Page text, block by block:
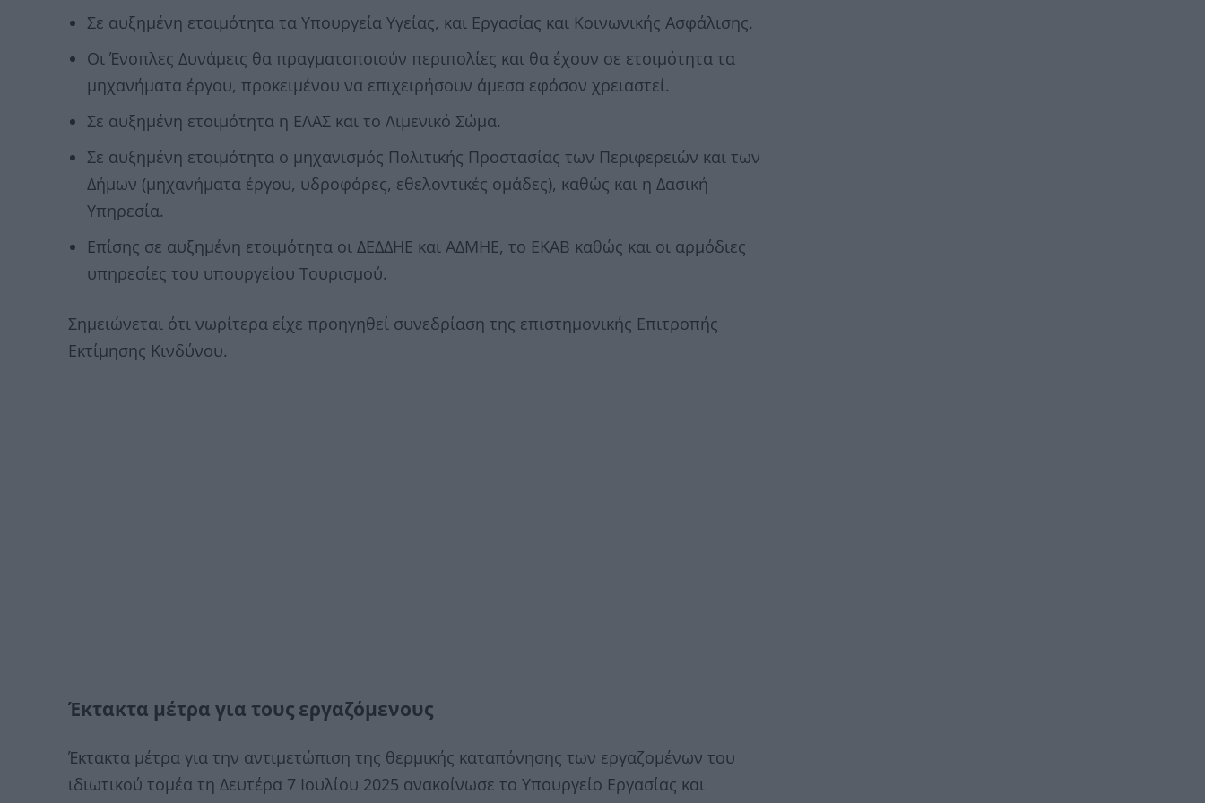
Σε αυξημένη ετοιμότητα τα Υπουργεία Υγείας, και Εργασίας και Κοινωνικής Ασφάλισης.
Οι Ένοπλες Δυνάμεις θα πραγματοποιούν περιπολίες και θα έχουν σε ετοιμότητα τα
μηχανήματα έργου, προκειμένου να επιχειρήσουν άμεσα εφόσον χρειαστεί.
Σε αυξημένη ετοιμότητα η ΕΛΑΣ και το Λιμενικό Σώμα.
Σε αυξημένη ετοιμότητα ο μηχανισμός Πολιτικής Προστασίας των Περιφερειών και των
Δήμων (μηχανήματα έργου, υδροφόρες, εθελοντικές ομάδες), καθώς και η Δασική
Υπηρεσία.
Επίσης σε αυξημένη ετοιμότητα οι ΔΕΔΔΗΕ και ΑΔΜΗΕ, το ΕΚΑΒ καθώς και οι αρμόδιες
υπηρεσίες του υπουργείου Τουρισμού.
Σημειώνεται ότι νωρίτερα είχε προηγηθεί συνεδρίαση της επιστημονικής Επιτροπής
Εκτίμησης Κινδύνου.
Έκτακτα μέτρα για τους εργαζόμενους
Έκτακτα μέτρα για την αντιμετώπιση της θερμικής καταπόνησης των εργαζομένων του
ιδιωτικού τομέα τη Δευτέρα 7 Ιουλίου 2025 ανακοίνωσε το Υπουργείο Εργασίας και